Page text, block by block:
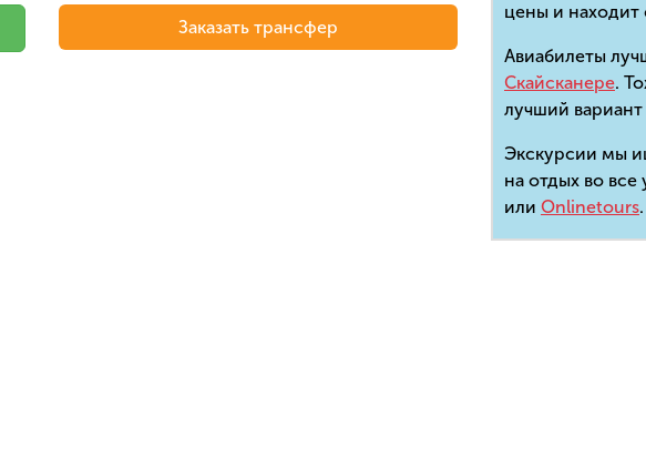
Заказать трансфер
цены и
Авиабилеты
Скайсканере.
лучший вариант
Экскурсии мы
на отдых во
или Onlinetours.